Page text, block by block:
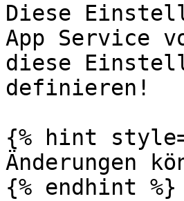
Diese
App Service
diese
definieren!
{% hint
Änderungen
{% endhint %}